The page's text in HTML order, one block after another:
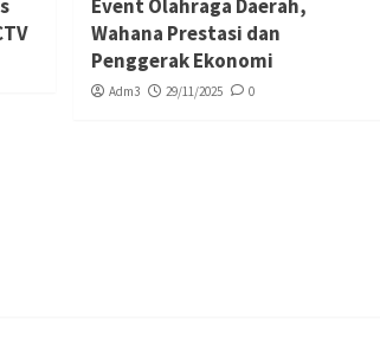
Event Olahraga Daerah,
Wahana Prestasi dan
Penggerak Ekonomi
Adm3 29/11/2025 0